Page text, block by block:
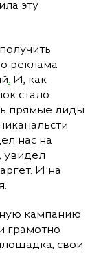
эту
реклама
И, как
стало
прямые лиды
нас на
увидел
И на
кампанию
грамотно
свои